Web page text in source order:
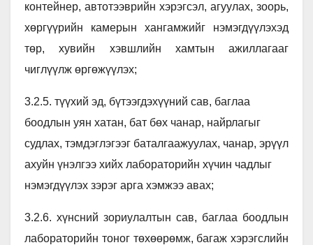
контейнер, автотээврийн хэрэгсэл, агуулах, зоорь,
хөргүүрийн камерын хангамжийг нэмэгдүүлэхэд
төр, хувийн хэвшлийн хамтын ажиллагааг
чиглүүлж өргөжүүлэх;
3.2.5. түүхий эд, бүтээгдэхүүний сав, баглаа
боодлын уян хатан, бат бөх чанар, найрлагыг
судлах, тэмдэглэгээг баталгаажуулах, чанар, эрүүл
ахуйн үнэлгээ хийх лабораторийн хүчин чадлыг
нэмэгдүүлэх зэрэг арга хэмжээ авах;
3.2.6. хүнсний зориулалтын сав, баглаа боодлын
лабораторийн тоног төхөөрөмж, багаж хэрэгслийн